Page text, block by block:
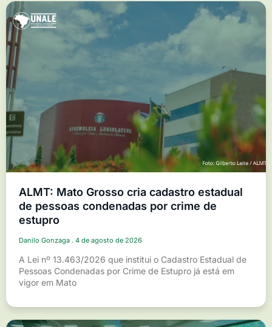
ALMT: Mato Grosso cria cadastro estadual
de pessoas condenadas por crime de
estupro
Danilo Gonzaga 4 de agosto de 2026
A Lei nº 13.463/2026 que institui o Cadastro Estadual de
Pessoas Condenadas por Crime de Estupro já está em
vigor em Mato